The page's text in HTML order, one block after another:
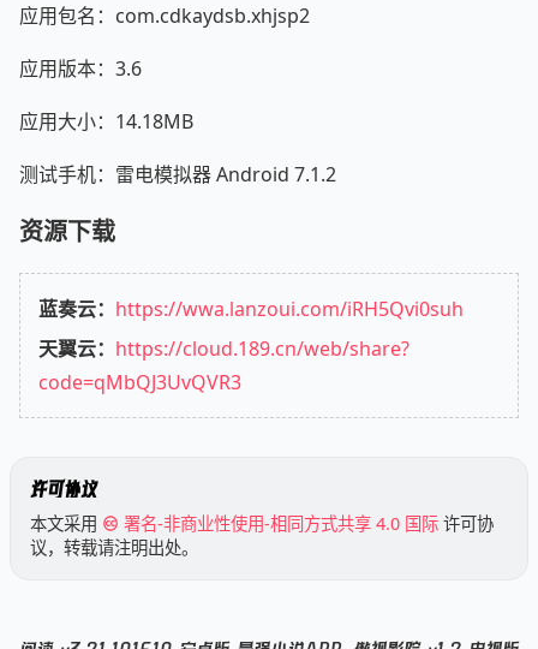
应用包名：com.cdkaydsb.xhjsp2
应用版本：3.6
应用大小：14.18MB
测试手机：雷电模拟器 Android 7.1.2
资源下载
蓝奏云： https://wwa.lanzoui.com/iRH5Qvi0suh
天翼云： https://cloud.189.cn/web/share?
code=qMbQJ3UvQVR3
许可协议
本文采用 署名-非商业性使用-相同方式共享 4.0 国际 许可协
议，转载请注明出处。